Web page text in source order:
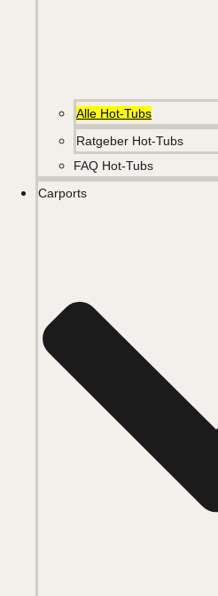
Alle Hot-Tubs
Ratgeber Hot-Tubs
FAQ Hot-Tubs
Carports